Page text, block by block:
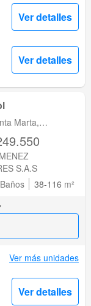
Ver detalles
Ver detalles
Marta,
S.A.S
Baños 38-116 m²
Ver más unidades
Ver detalles